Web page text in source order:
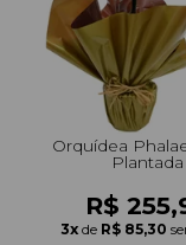
Orquídea
Plantada
R$
3x de R$ 85,30